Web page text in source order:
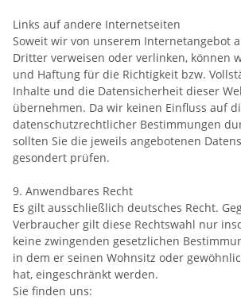
Links auf andere Internetseiten
Soweit wir von unserem Internetangebot
Dritter verweisen oder verlinken, können
und Haftung für die Richtigkeit bzw.
Inhalte und die Datensicherheit dieser
übernehmen. Da wir keinen Einfluss auf
datenschutzrechtlicher Bestimmungen
sollten Sie die jeweils angebotenen
gesondert prüfen.
9. Anwendbares Recht
Es gilt ausschließlich deutsches Recht.
Verbraucher gilt diese Rechtswahl nur
keine zwingenden gesetzlichen
in dem er seinen Wohnsitz oder
hat, eingeschränkt werden.
Sie finden uns: